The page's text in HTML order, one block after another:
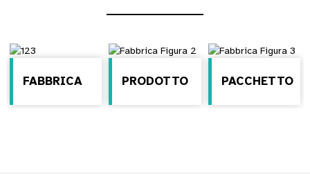
FABBRICA PRODOTTO PACCHETTO